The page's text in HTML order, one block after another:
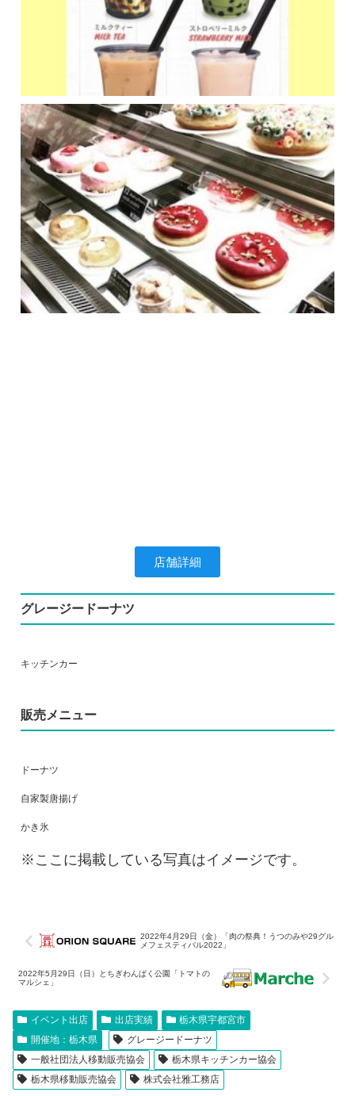
店舗詳細
グレージードーナツ
キッチンカー
販売メニュー
ドーナツ
自家製唐揚げ
かき氷
※ここに掲載している写真はイメージです。
2022年4月29日（金）「肉の祭典！うつのみや29グル
メフェスティバル2022」
2022年5月29日（日）とちぎわんぱく公園「トマトの
マルシェ」
イベント出店 出店実績
栃木県宇都宮市
開催地：栃木県
グレージードーナツ
一般社団法人移動販売協会
栃木県キッチンカー協会
栃木県移動販売協会
株式会社雅工務店